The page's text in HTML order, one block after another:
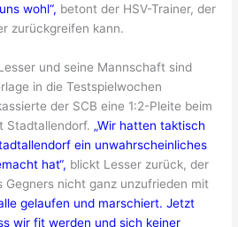
wohl“, betont der HSV-Trainer, der
zurückgreifen kann.
und seine Mannschaft sind
in die Testspielwochen
der SCB eine 1:2-Pleite beim
Stadtallendorf. „Wir hatten taktisch
ein unwahrscheinliches
hat“, blickt Lesser zurück, der
Gegners nicht ganz unzufrieden mit
gelaufen und marschiert. Jetzt
wir fit werden und sich keiner